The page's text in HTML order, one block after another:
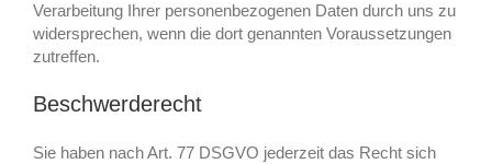
Verarbeitung Ihrer personenbezogenen Daten durch uns zu
widersprechen, wenn die dort genannten Voraussetzungen
zutreffen.
Beschwerderecht
Sie haben nach Art. 77 DSGVO jederzeit das Recht sich